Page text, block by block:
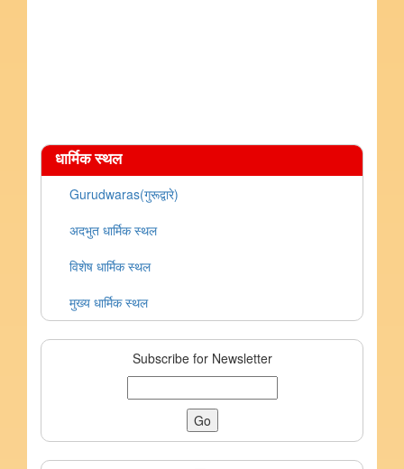
धार्मिक स्थल
Gurudwaras(गुरूद्वारे)
अदभुत धार्मिक स्थल
विशेष धार्मिक स्थल
मुख्य धार्मिक स्थल
Subscribe for Newsletter